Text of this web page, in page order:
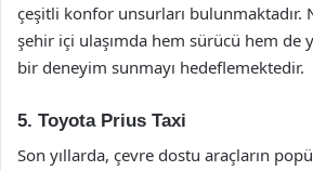
çeşitli konfor unsurları bulunmaktadır.
şehir içi ulaşımda hem sürücü hem de
bir deneyim sunmayı hedeflemektedir.
5. Toyota Prius Taxi
Son yıllarda, çevre dostu araçların